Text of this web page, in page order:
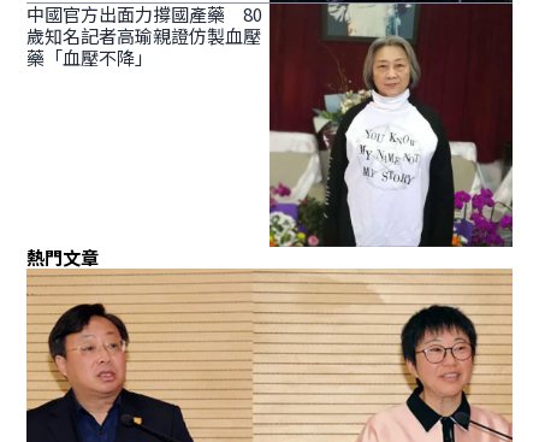
中國官方出面力撐國產藥 80
歲知名記者高瑜親證仿製血壓
藥「血壓不降」
熱門文章